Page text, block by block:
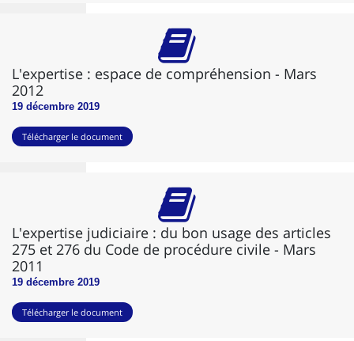
L'expertise : espace de compréhension - Mars
2012
19 décembre 2019
Télécharger le document
L'expertise judiciaire : du bon usage des articles
275 et 276 du Code de procédure civile - Mars
2011
19 décembre 2019
Télécharger le document